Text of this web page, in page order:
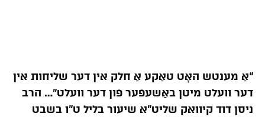
“אַ מענטש האָט טאַקע אַ חלק אין דער שליחות אין
דער וועלט מיטן באַשעפֿער פֿון דער וועלט”… הרב
ניסן דוד קיוואק שליט”א שיעור בליל ט”ו בשבט